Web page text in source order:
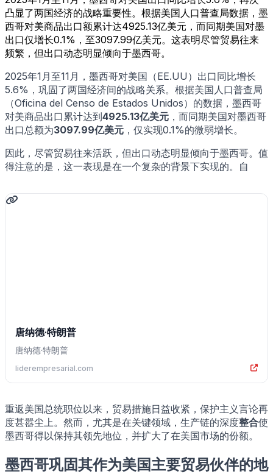
凸显了两国经济的战略重要性。根据美国人口普查局数据，墨
西哥对美商品出口额累计达4925.13亿美元，而同期美国对墨
出口仅增长0.1%，至3097.99亿美元。这表明尽管贸易往来
频繁，但出口动态明显倾向于墨西哥。
2025年1月至11月，墨西哥对美国（EE.UU）出口同比增长
5.6%，巩固了两国经济间的战略关系。根据美国人口普查局
（Oficina del Censo de Estados Unidos）的数据，墨西哥
对美商品出口累计达到4925.13亿美元 ，而同期美国对墨西哥
出口总额为3097.99亿美元 ，仅实现0.1%的微弱增长。
因此，尽管贸易往来活跃，但出口动态明显倾向于墨西哥。值
得注意的是，这一表现是在一个复杂的背景下实现的。自
唐纳德·特朗普
唐纳德·特朗普
liderempresarial.com
重返美国总统职位以来，贸易措施日益收紧，保护主义言论再
度甚嚣尘上。然而，尤其是在关键领域，生产链的深度整合使
墨西哥得以保持其领先地位，并扩大了在美国市场的份额。
墨西哥巩固其作为美国主要贸易伙伴的地